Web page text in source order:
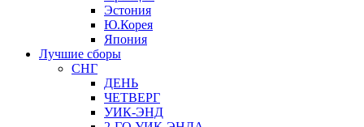
Эстония
Ю.Корея
Япония
Лучшие сборы
СНГ
ДЕНЬ
ЧЕТВЕРГ
УИК-ЭНД